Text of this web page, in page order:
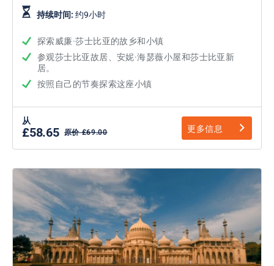
持续时间: 约9小时
探索威廉·莎士比亚的故乡和小镇
参观莎士比亚故居、安妮·海瑟薇小屋和莎士比亚新
居。
按照自己的节奏探索这座小镇
从
£58.65 原价 £69.00 更多信息